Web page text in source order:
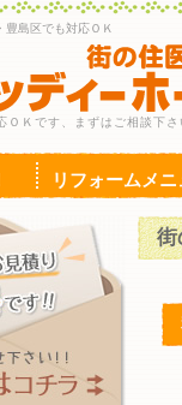
島区でも対応ＯＫ
ＯＫです、まずはご相談下さ
リフォームメニ
街